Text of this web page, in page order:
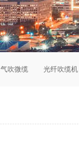
气吹微缆 光纤吹缆机